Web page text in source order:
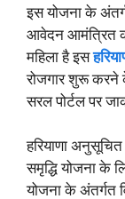
इस योजना के
आवेदन आमंत्रित
महिला है इस
रोजगार शुरू करने
सरल पोर्टल पर
हरियाणा
समृद्धि योजना के
योजना के अंतर्गत